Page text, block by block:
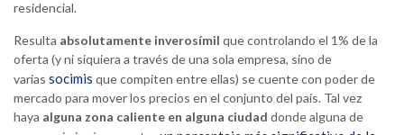
residencial.
Resulta absolutamente inverosímil que controlando el 1% de la
oferta (y ni siquiera a través de una sola empresa, sino de
varias socimis que compiten entre ellas) se cuente con poder de
mercado para mover los precios en el conjunto del país. Tal vez
haya alguna zona caliente en alguna ciudad donde alguna de